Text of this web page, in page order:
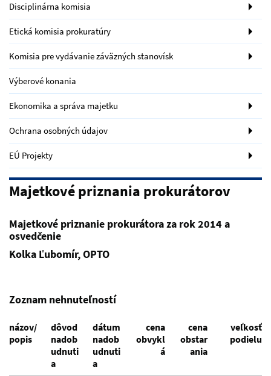
Disciplinárna komisia
Etická komisia prokuratúry
Komisia pre vydávanie záväzných stanovísk
Výberové konania
Ekonomika a správa majetku
Ochrana osobných údajov
EÚ Projekty
Majetkové priznania prokurátorov
Majetkové priznanie prokurátora za rok 2014 a
osvedčenie
Kolka Ľubomír, OPTO
Zoznam nehnuteľností
názov/
popis
dôvod
nadob
udnuti
a
dátum
nadob
udnuti
a
cena
obvykl
á
cena
obstar
ania
veľkosť
podielu